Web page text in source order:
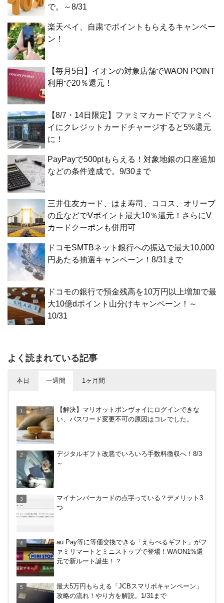
で。～8/31
楽天ペイ、自粛でポイントもらえるキャンペー
ン！
【毎月5日】イオンの対象店舗でWAON POINT
利用で20％還元！
【8/7・14日限定】ファミマカードでファミペ
イにクレジットカードチャージすると5%還元
に！
PayPayで500ptもらえる！対象地銀の口座追加
などの条件達成で。9/30まで
三井住友カード、はま寿司、ココス、オリーブ
の丘などでVポイント最大10％還元！さらにV
カードクーポンも併用可
ドコモSMTBネット銀行への振込で最大10,000
円あたる抽選キャンペーン！8/31まで
ドコモの銀行で預金残高を10万円以上増加で最
大10億dポイント山分けキャンペーン！～
10/31
よく読まれている記事
本日 一週間 1ヶ月間
型）を3ヶ月使ってみた感想
伴者人数などを紹介
還元率2%キャンペーン！2/1～3/31
が可能に！月末のみ残高200万円必要。1/1～
～
【解決】マリオットボンヴォイにログインできな
い、パスワード変更不可の原因はコレでした。
デジタルギフト改悪でいろいろ手数料徴収へ！8/3
～
マイナンバーカードの点字っている？デメリット3
つ
au Pay等に等価交換できる「えらべるギフト」がフ
ァミリマートとミニストップで登場！WAON1%還
元で新ルート誕生！？
最大5万円もらえる「JCBスマリボキャンペーン」
攻略の流れ！やり方を解説。1/31まで